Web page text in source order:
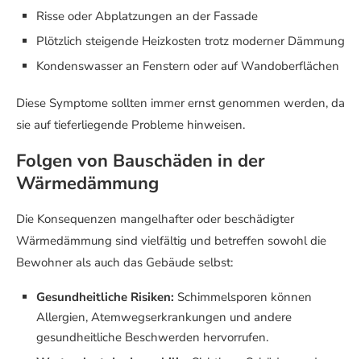
Risse oder Abplatzungen an der Fassade
Plötzlich steigende Heizkosten trotz moderner Dämmung
Kondenswasser an Fenstern oder auf Wandoberflächen
Diese Symptome sollten immer ernst genommen werden, da
sie auf tieferliegende Probleme hinweisen.
Folgen von Bauschäden in der
Wärmedämmung
Die Konsequenzen mangelhafter oder beschädigter
Wärmedämmung sind vielfältig und betreffen sowohl die
Bewohner als auch das Gebäude selbst:
Gesundheitliche Risiken: Schimmelsporen können
Allergien, Atemwegserkrankungen und andere
gesundheitliche Beschwerden hervorrufen.